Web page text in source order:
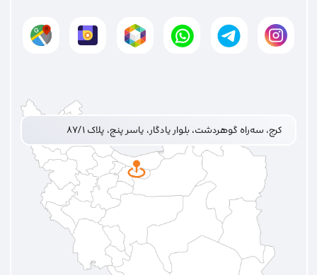
کرج، سه‌راه گوهردشت، بلوار یادگار، یاسر پنج، پلاک ۸۷/۱